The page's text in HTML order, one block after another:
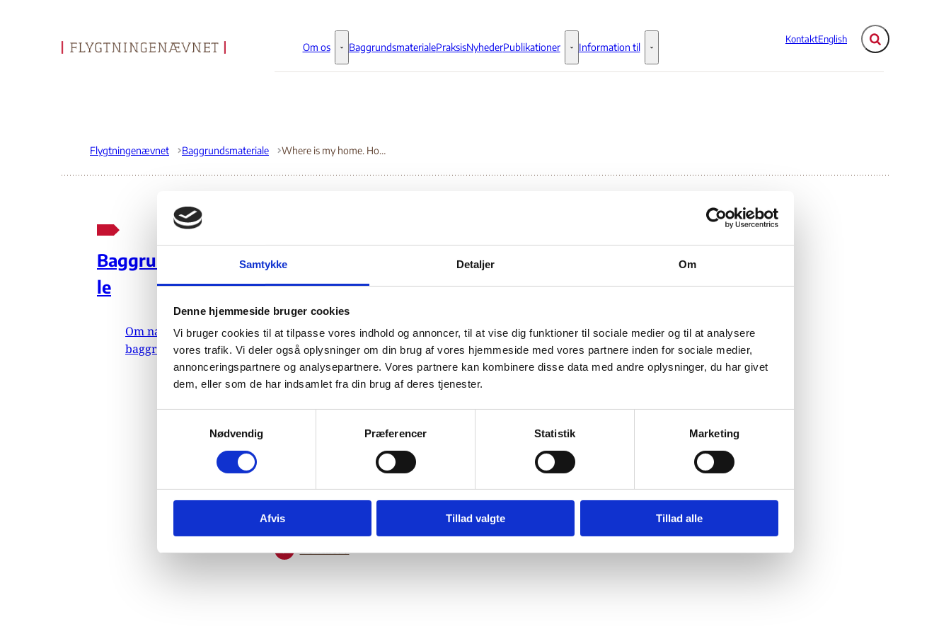
Samtykke Detaljer Om
Denne hjemmeside bruger cookies
Vi bruger cookies til at tilpasse vores indhold og annoncer, til at vise dig funktioner til sociale medier og til at analysere
vores trafik. Vi deler også oplysninger om din brug af vores hjemmeside med vores partnere inden for sociale medier,
annonceringspartnere og analysepartnere. Vores partnere kan kombinere disse data med andre oplysninger, du har givet
dem, eller som de har indsamlet fra din brug af deres tjenester.
v
Nødvendig Præferencer Statistik Marketing
Afvis Tillad valgte Tillad alle
Gå til forsiden
KontaktEnglish Fold søgefelt ud
Om os Om os - Flere links
BaggrundsmaterialePraksisNyhederPublikationer Publikationer - Flere links
Information til Information til - Flere links
Flygtningenævnet Baggrundsmateriale Where is my home. Homelessness and Access to Housing among asylum-seekers, refugees and persons with International Protection in Bulgaria
Baggrundsmateria
le
Om nævnets
baggrundsmateriale
Where is my home.
Homelessness and Access
to Housing among asylum-
seekers, refugees and
persons with International
Protection in Bulgaria
Download